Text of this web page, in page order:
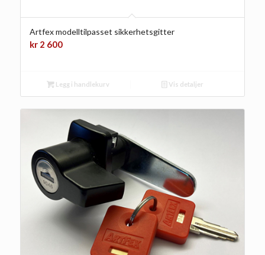
Artfex modelltilpasset sikkerhetsgitter
kr2 600
Legg i handlekurv Vis detaljer